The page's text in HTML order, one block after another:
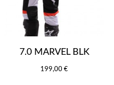
7.0 MARVEL BLK
199,00 €